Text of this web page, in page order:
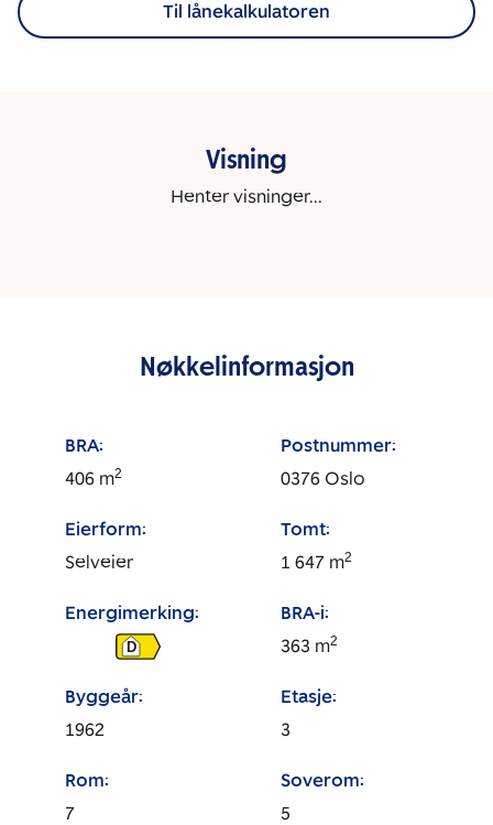
Til lånekalkulatoren
Visning
Henter visninger...
Nøkkelinformasjon
BRA:
406 m2
Postnummer:
0376 Oslo
Eierform:
Selveier
Tomt:
1 647 m2
Energimerking:
D
BRA-i:
363 m2
Byggeår:
1962
Etasje:
3
Rom:
7
Soverom:
5